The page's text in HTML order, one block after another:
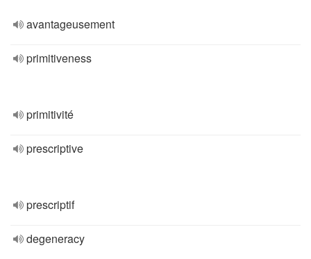
avantageusement
primitiveness
primitivité
prescriptive
prescriptif
degeneracy